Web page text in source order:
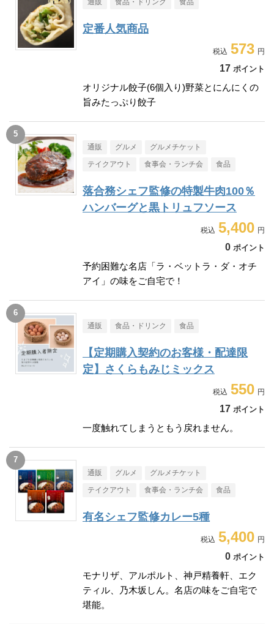
通販 食品・ドリンク 食品
定番人気商品
573
17 ポイント
オリジナル餃子(6個入り)野菜とにんにくの
旨みたっぷり餃子
通販 グルメ グルメチケット
テイクアウト 食事会・ランチ会 食品
落合務シェフ監修の特製牛肉100％
ハンバーグと黒トリュフソース
5,400
0 ポイント
予約困難な名店「ラ・ベットラ・ダ・オチ
アイ」の味をご自宅で！
通販 食品・ドリンク 食品
【定期購入契約のお客様・配達限
定】さくらもみじミックス
550
17 ポイント
一度触れてしまうともう戻れません。
通販 グルメ グルメチケット
テイクアウト 食事会・ランチ会 食品
有名シェフ監修カレー5種
5,400
0 ポイント
モナリザ、アルポルト、神戸精養軒、エク
ティル、乃木坂しん。名店の味をご自宅で
堪能。